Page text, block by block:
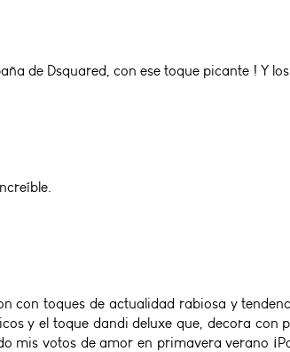
de Dsquared, con ese toque picante ! Y
con toques de actualidad rabiosa y
y el toque dandi deluxe que, decora con
mis votos de amor en primavera verano